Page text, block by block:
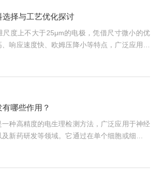
显示器视角、亮度及增益；若仍无改善，可能
择与工艺优化探讨
尺度上不大于25μm的电极，凭借尺寸微小的优
响应速度快、欧姆压降小等特点，广泛应用于
感、神经科学、微流控等多个领域。其制备工艺
，直接决定了微电极的性能、稳定性及适用场
关研究与实践提供参考。一、材料选择材料是
根据应用场景需求，选择适配的电极材料、基
哪些作用？
种高精度的电生理检测方法，广泛应用于神经
新药研发等领域。它通过在单个细胞或细胞膜
阻抗密封，记录离子通道的电流变化，从而获得
细信息。该技术在科研和研发中具有独特的优